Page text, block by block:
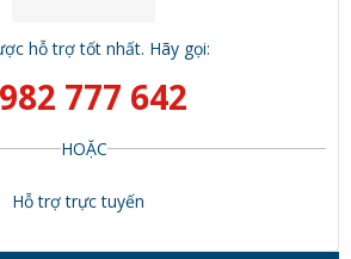
hỗ trợ tốt nhất. Hãy gọi:
777 642
HOẶC
Hỗ trợ trực tuyến